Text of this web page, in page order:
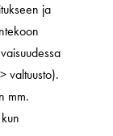
ja
valtuusto).
mm.